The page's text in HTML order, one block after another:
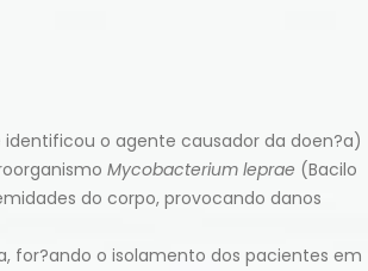
identificou o agente causador da doen?a)
Mycobacterium leprae (Bacilo
do corpo, provocando danos
for?ando o isolamento dos pacientes em